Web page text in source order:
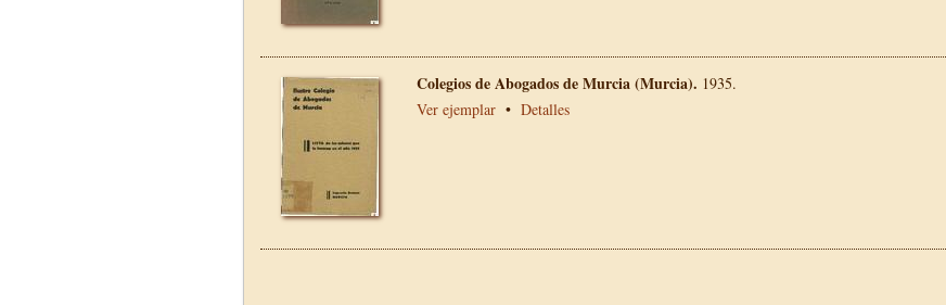
Colegios de Abogados de Murcia (Murcia). 1935.
Ver ejemplar • Detalles